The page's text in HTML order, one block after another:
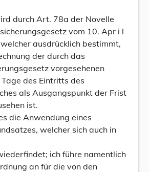
durch Art. 78a der Novelle
vom 10. Apr i l
ausdrücklich bestimmt,
der durch das
vorgesehenen
des Eintritts des
als Ausgangspunkt der Frist
ist.
die Anwendung eines
welcher sich auch in
ich führe namentlich
an für die von den